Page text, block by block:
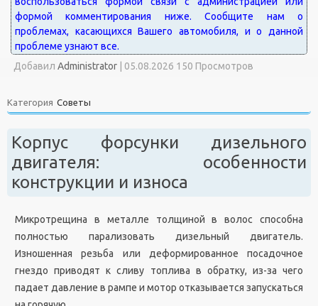
Добавил Administrator 05.08.2026 150 Просмотров
Категория Советы
Корпус форсунки дизельного
двигателя: особенности
конструкции и износа
Микротрещина в металле толщиной в волос способна
полностью парализовать дизельный двигатель.
Изношенная резьба или деформированное посадочное
гнездо приводят к сливу топлива в обратку, из-за чего
падает давление в рампе и мотор отказывается запускаться